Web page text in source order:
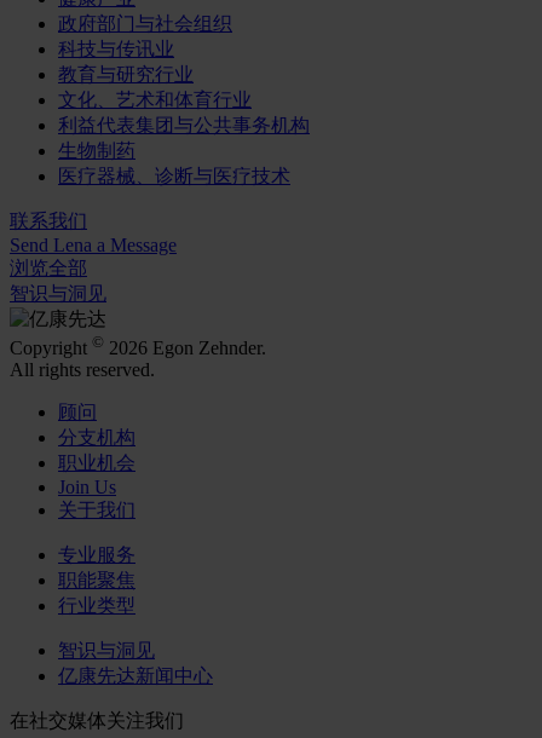
政府部门与社会组织
科技与传讯业
教育与研究行业
文化、艺术和体育行业
利益代表集团与公共事务机构
生物制药
医疗器械、诊断与医疗技术
联系我们
Send Lena a Message
浏览全部
智识与洞见
Copyright © 2026 Egon Zehnder.
All rights reserved.
顾问
分支机构
职业机会
Join Us
关于我们
专业服务
职能聚焦
行业类型
智识与洞见
亿康先达新闻中心
在社交媒体关注我们